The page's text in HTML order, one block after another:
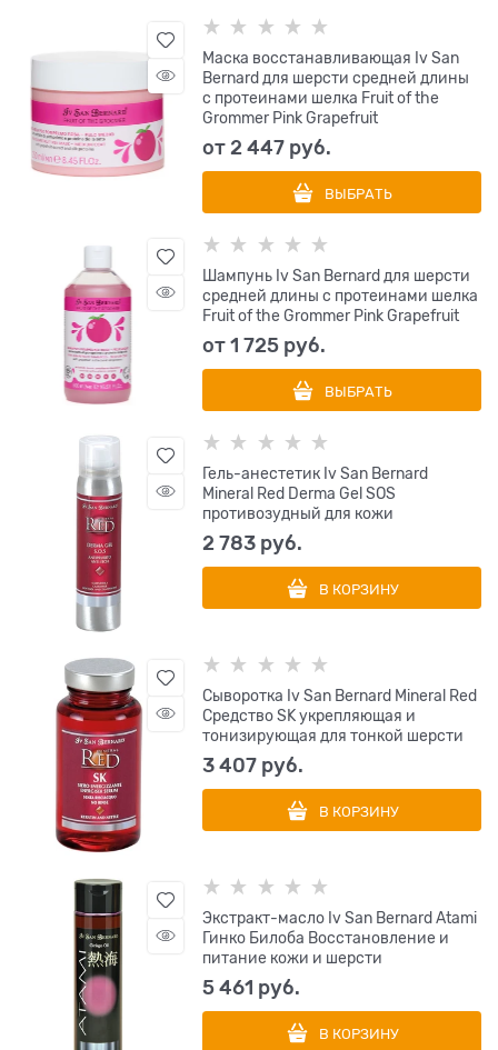
Маска восстанавливающая Iv San
Bernard для шерсти средней длины
с протеинами шелка Fruit of the
Grommer Pink Grapefruit
от2 447 руб.
ВЫБРАТЬ
Шампунь Iv San Bernard для шерсти
средней длины с протеинами шелка
Fruit of the Grommer Pink Grapefruit
от1 725 руб.
ВЫБРАТЬ
Гель-анестетик Iv San Bernard
Mineral Red Derma Gel SOS
противозудный для кожи
2 783 руб.
В КОРЗИНУ
Сыворотка Iv San Bernard Mineral Red
Средство SK укрепляющая и
тонизирующая для тонкой шерсти
3 407 руб.
В КОРЗИНУ
Экстракт-масло Iv San Bernard Atami
Гинко Билоба Восстановление и
питание кожи и шерсти
5 461 руб.
В КОРЗИНУ